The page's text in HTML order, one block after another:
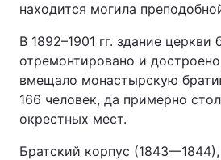
находится могила
В 1892–1901 гг. здание церк­ви
отремонтировано и
вмещало монастырскую
166 человек, да примерно
окрестных мест.
Братский корпус